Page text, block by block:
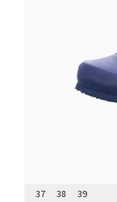
37 38 39